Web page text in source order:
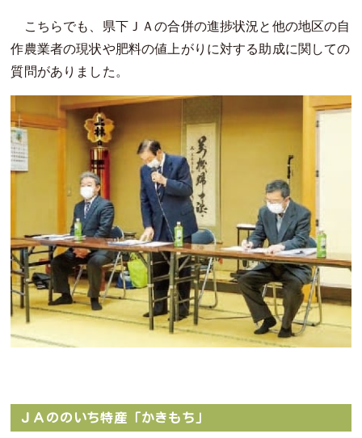
こちらでも、県下ＪＡの合併の進捗状況と他の地区の自
作農業者の現状や肥料の値上がりに対する助成に関しての
質問がありました。
ＪＡののいち特産「かきもち」